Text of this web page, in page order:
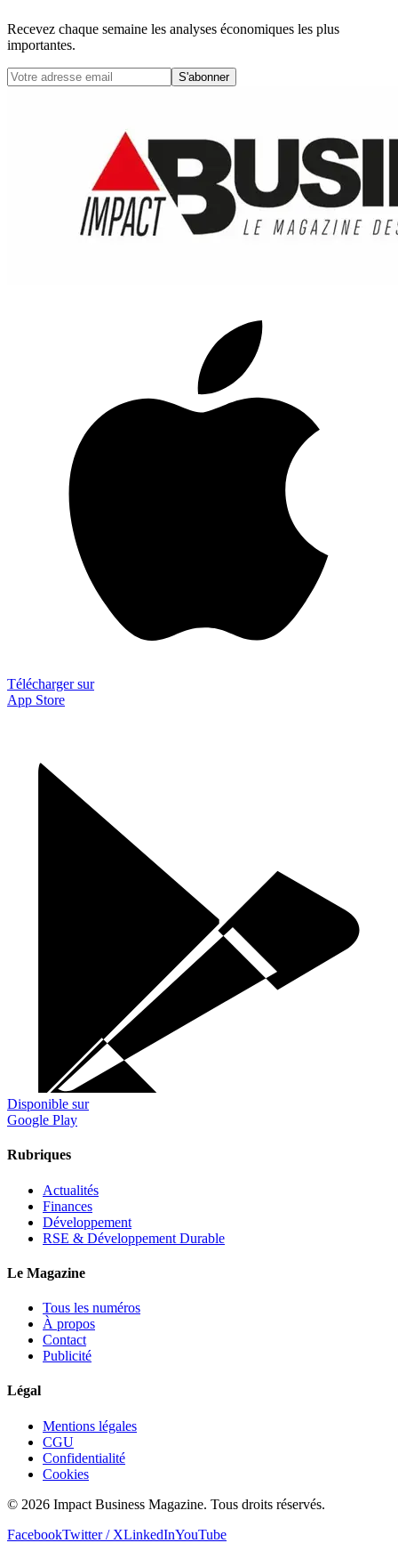
Recevez chaque semaine les analyses économiques les plus
importantes.
S'abonner
Télécharger sur
App Store
Disponible sur
Google Play
Rubriques
Actualités
Finances
Développement
RSE & Développement Durable
Le Magazine
Tous les numéros
À propos
Contact
Publicité
Légal
Mentions légales
CGU
Confidentialité
Cookies
© 2026 Impact Business Magazine. Tous droits réservés.
FacebookTwitter / XLinkedInYouTube